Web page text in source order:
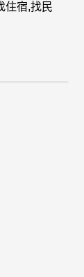
住宿,找民